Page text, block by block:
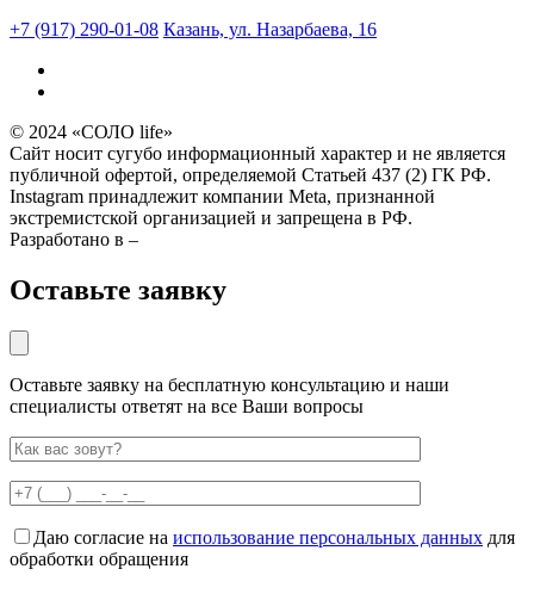
+7 (917) 290-01-08 Казань, ул. Назарбаева, 16
© 2024 «СОЛО life»
Сайт носит сугубо информационный характер и не является
публичной офертой, определяемой Статьей 437 (2) ГК РФ.
Instagram принадлежит компании Meta, признанной
экстремистской организацией и запрещена в РФ.
Разработано в –
Оставьте заявку
Оставьте заявку на бесплатную консультацию и наши
специалисты ответят на все Ваши вопросы
Даю согласие на использование персональных данных для
обработки обращения